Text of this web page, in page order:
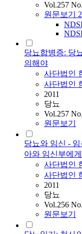
Vol.257
원문보기 2
당뇨합병증: 당
의해야
사단법인
사단법인
2011
당뇨
Vol.257
원문보기
당뇨와 임신 -
아와 임신부에
사단법인
사단법인
2011
당뇨
Vol.256
원문보기